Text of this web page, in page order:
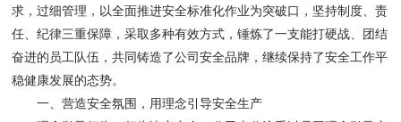
求，过细管理，以全面推进安全标准化作业为突破口，坚持制度、责
任、纪律三重保障，采取多种有效方式，锤炼了一支能打硬战、团结
奋进的员工队伍，共同铸造了公司安全品牌，继续保持了安全工作平
稳健康发展的态势。
一、营造安全氛围，用理念引导安全生产